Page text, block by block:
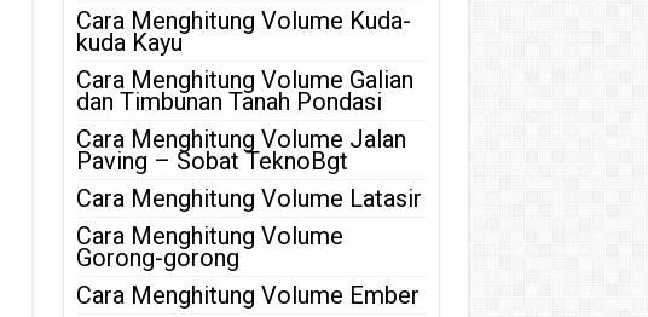
Cara Menghitung Volume Kuda-
kuda Kayu
Cara Menghitung Volume Galian
dan Timbunan Tanah Pondasi
Cara Menghitung Volume Jalan
Paving – Sobat TeknoBgt
Cara Menghitung Volume Latasir
Cara Menghitung Volume
Gorong-gorong
Cara Menghitung Volume Ember